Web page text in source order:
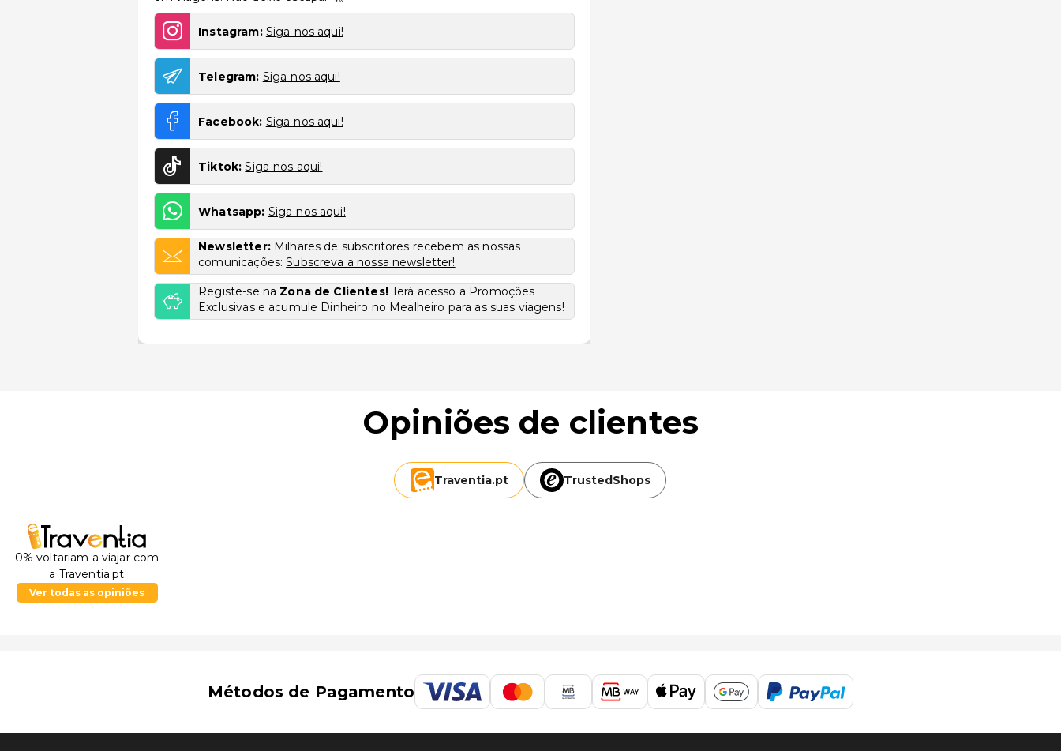
Instagram: Siga-nos aqui!
Telegram: Siga-nos aqui!
Facebook: Siga-nos aqui!
Tiktok: Siga-nos aqui!
Whatsapp: Siga-nos aqui!
Newsletter: Milhares de subscritores recebem as nossas
comunicações:Subscreva a nossa newsletter!
Registe-se na Zona de Clientes!Terá acesso a Promoções
Exclusivas e acumule Dinheiro no Mealheiro para as suas viagens!
Opiniões de clientes
Traventia.pt TrustedShops
0% voltariam a viajar com
a Traventia.pt
Ver todas as opiniões
Métodos de Pagamento